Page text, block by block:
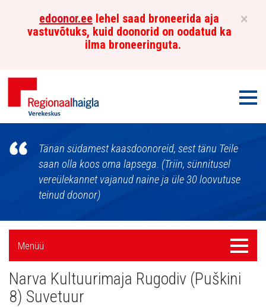
×
edoonor.ee lehel saad broneerida aja
vastuvõtuks, kuid doonorid on oodatud ka
ilma broneeringuta.
Põhja-
Eesti
Regionaalhaigla
Verekeskus
Tänan südamest kaasdoonoreid, sest tänu Teile
saan olla koos oma lapsega. (Triin, sünnitusel
vereülekannet vajanud naine ja üle 30 loovutuse
teinud doonor)
Külgpaani
navigatsioon
Menüü
Menüü
Narva Kultuurimaja Rugodiv (Puškini
8) Suvetuur